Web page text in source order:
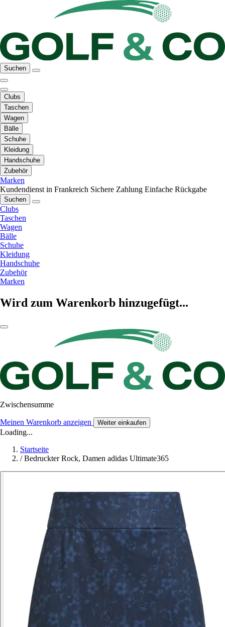
Suchen
Clubs
Taschen
Wagen
Bälle
Schuhe
Kleidung
Handschuhe
Zubehör
Marken
Kundendienst in Frankreich Sichere Zahlung Einfache Rückgabe
Suchen
Clubs
Taschen
Wagen
Bälle
Schuhe
Kleidung
Handschuhe
Zubehör
Marken
Wird zum Warenkorb hinzugefügt...
Zwischensumme
Meinen Warenkorb anzeigen Weiter einkaufen
Loading...
Startseite
/ Bedruckter Rock, Damen adidas Ultimate365